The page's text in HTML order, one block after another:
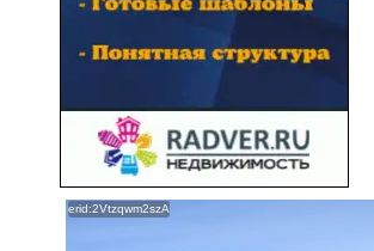
erid:2Vtzqwm2szA